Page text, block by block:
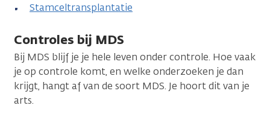
Stamceltransplantatie
Controles bij MDS
Bij MDS blijf je je hele leven onder controle. Hoe vaak
je op controle komt, en welke onderzoeken je dan
krijgt, hangt af van de soort MDS. Je hoort dit van je
arts.